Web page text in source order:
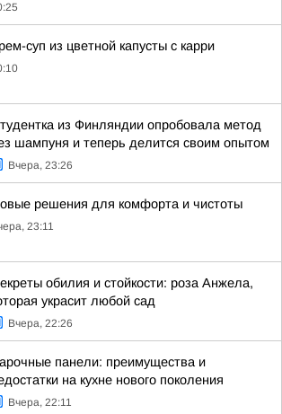
суп из цветной капусты с карри
из Финляндии опробовала метод
шампуня и теперь делится своим опытом
Вчера, 23:26
решения для комфорта и чистоты
23:11
обилия и стойкости: роза Анжела,
украсит любой сад
Вчера, 22:26
панели: преимущества и
на кухне нового поколения
Вчера, 22:11